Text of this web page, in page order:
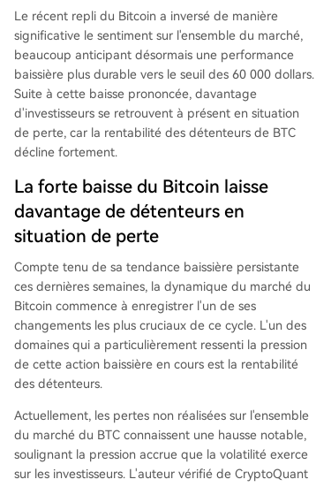
massifs (notamment ceux de MicroStrategy et d
es ETF, retirant plus de 1,2 million de BTC de la c
irculation), le prix stagne autour de 63 000 dolla
rs, indiquant une forte pression vendeuse. Les ré
serves sur les bourses ont également fortement
diminué. À la clôture, le BTC se négociait à 61 89
Le récent repli du Bitcoin a inversé de manière
significative le sentiment sur l'ensemble du marché,
beaucoup anticipant désormais une performance
baissière plus durable vers le seuil des 60 000 dollars.
Suite à cette baisse prononcée, davantage
d'investisseurs se retrouvent à présent en situation
de perte, car la rentabilité des détenteurs de BTC
décline fortement.
La forte baisse du Bitcoin laisse
davantage de détenteurs en
situation de perte
Compte tenu de sa tendance baissière persistante
ces dernières semaines, la dynamique du marché du
Bitcoin commence à enregistrer l'un de ses
changements les plus cruciaux de ce cycle. L'un des
domaines qui a particulièrement ressenti la pression
de cette action baissière en cours est la rentabilité
des détenteurs.
Actuellement, les pertes non réalisées sur l'ensemble
du marché du BTC connaissent une hausse notable,
soulignant la pression accrue que la volatilité exerce
sur les investisseurs. L'auteur vérifié de CryptoQuant